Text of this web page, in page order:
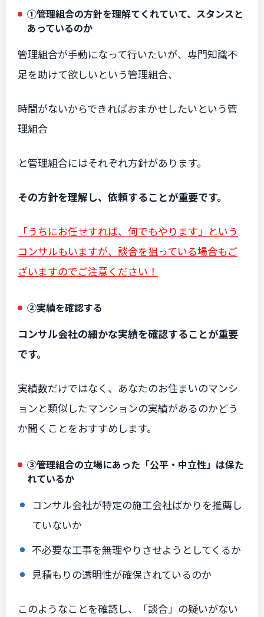
①管理組合の方針を理解てくれていて、スタンスと
あっているのか
管理組合が手動になって行いたいが、専門知識不
足を助けて欲しいという管理組合、
時間がないからできればおまかせしたいという管
理組合
と管理組合にはそれぞれ方針があります。
その方針を理解し、依頼することが重要です。
「うちにお任せすれば、何でもやります」という
コンサルもいますが、談合を狙っている場合もご
ざいますのでご注意ください！
②実績を確認する
コンサル会社の細かな実績を確認することが重要
です。
実績数だけではなく、あなたのお住まいのマンシ
ョンと類似したマンションの実績があるのかどう
か聞くことをおすすめします。
③管理組合の立場にあった「公平・中立性」は保た
れているか
コンサル会社が特定の施工会社ばかりを推薦し
ていないか
不必要な工事を無理やりさせようとしてくるか
見積もりの透明性が確保されているのか
このようなことを確認し、「談合」の疑いがない